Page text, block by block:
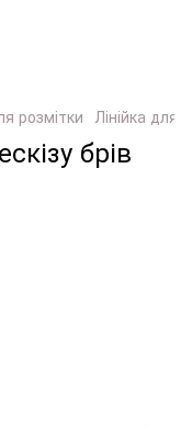
розмітки Лінійка для
брів